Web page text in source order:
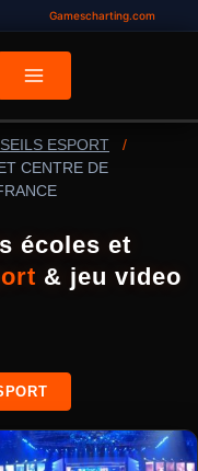
Gamescharting.com
ESPORT
/
CENTRE DE
écoles et
& jeu video